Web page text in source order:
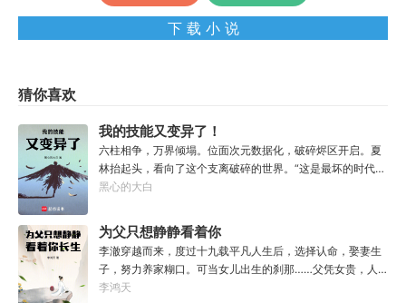
下 载 小 说
猜你喜欢
我的技能又变异了！
六柱相争，万界倾塌。位面次元数据化，破碎烬区开启。夏
林抬起头，看向了这个支离破碎的世界。“这是最坏的时代，
坏就坏在异族入侵，魔怪横行，人族内斗，蝇营狗苟。”“这
至高无上！”【不稳定变异：您的所有技能都会在一次烬区开
始时产生随机变异。您所承受的一切buff或debuff，亦将产
生随机变异。】……【背刺（F级技能）：从背后发起的攻击
伤害增加。】【背刺（变异）：当你背刺所属势力后，根据
所造成的影响永久提升全属性。】……【照明戏法（F级技
黑心的大白
为父只想静静看着你
长生
李澈穿越而来，度过十九载平凡人生后，选择认命，娶妻生
子，努力养家糊口。可当女儿出生的刹那……父凭女贵，人
生不再平凡。……女儿平安出生，你获得道果【仙工】女儿
李鸿天